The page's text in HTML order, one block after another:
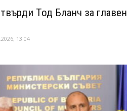
Тод Бланч за главен
13:04